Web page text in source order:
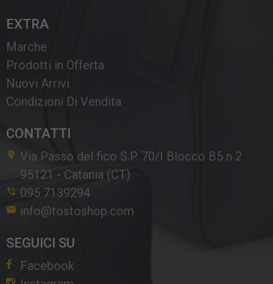
EXTRA
Marche
Prodotti in Offerta
Nuovi Arrivi
Condizioni Di Vendita
CONTATTI
Via Passo del fico S.P. 70/I Blocco B5 n 2
95121 - Catania (CT)
095 7139294
info@tostoshop.com
SEGUICI SU
Facebook